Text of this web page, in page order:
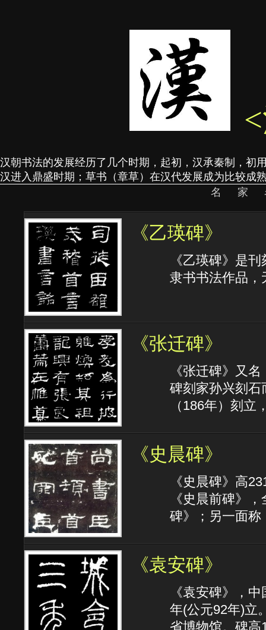
汉朝书法的发展经历了几个时期，起初，汉承秦制，初
汉进入鼎盛时期；草书（章草）在汉代发展成为比较成
名
《乙瑛碑》
《乙瑛碑》是
隶书书法作品，
《张迁碑》
《张迁碑》又
碑刻家孙兴刻石
（186年）刻
《史晨碑》
《史晨碑》高
《史晨前碑》
碑》；另一面称
《袁安碑》
《袁安碑》，
年(公元92年)立
省博物馆。碑高